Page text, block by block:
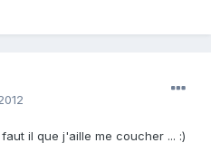
il que j'aille me coucher ... :)